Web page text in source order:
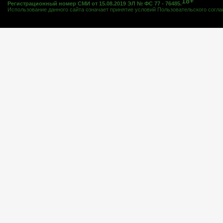
Регистрационный номер СМИ от 15.08.2019 ЭЛ № ФС 77 - 76485.
Использование данного сайта означает принятие условий Пользовательского